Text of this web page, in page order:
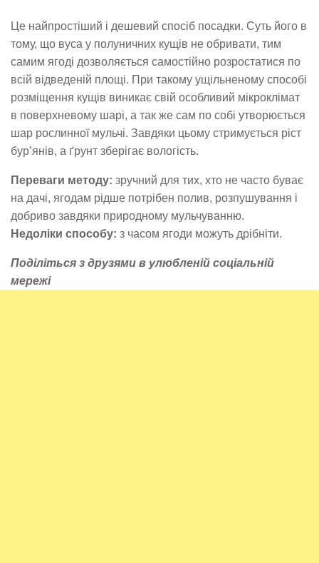
Це найпростіший і дешевий спосіб посадки. Суть його в
тому, що вуса у полуничних кущів не обривати, тим
самим ягоді дозволяється самостійно розростатися по
всій відведеній площі. При такому ущільненому способі
розміщення кущів виникає свій особливий мікроклімат
в поверхневому шарі, а так же сам по собі утворюється
шар рослинної мульчі. Завдяки цьому стримується ріст
бур’янів, а ґрунт зберігає вологість.
Переваги методу: зручний для тих, хто не часто буває
на дачі, ягодам рідше потрібен полив, розпушування і
добриво завдяки природному мульчуванню.
Недоліки способу: з часом ягоди можуть дрібніти.
Поділіться з друзями в улюбленій соціальній
мережі